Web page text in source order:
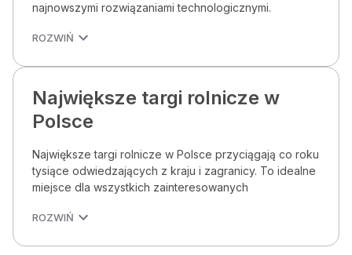
najnowszymi rozwiązaniami technologicznymi.
ROZWIŃ
Największe targi rolnicze w
Polsce
Największe targi rolnicze w Polsce przyciągają co roku
tysiące odwiedzających z kraju i zagranicy. To idealne
miejsce dla wszystkich zainteresowanych
ROZWIŃ